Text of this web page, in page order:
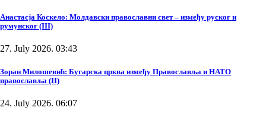
Анастасја Коскело: Молдавски православни свет – између руског и
румунског (III)
27. July 2026. 03:43
Зоран Милошевић: Бугарска црква између Православља и НАТО
православља (II)
24. July 2026. 06:07